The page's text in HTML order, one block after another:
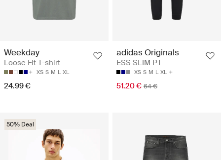
Weekday
Loose Fit T-shirt
XS S M L XL
24.99 €
adidas Originals
ESS SLIM PT
XS S M L XL
51.20 € 64 €
50% Deal